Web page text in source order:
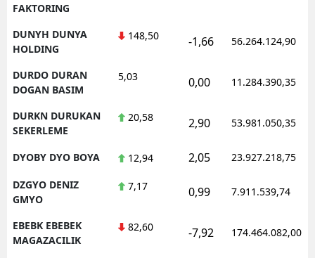
FAKTORING
DUNYH DUNYA
HOLDING
148,50 -1,66 56.264.124,90
DURDO DURAN
DOGAN BASIM
5,03 0,00 11.284.390,35
DURKN DURUKAN
SEKERLEME
20,58 2,90 53.981.050,35
DYOBY DYO BOYA 12,94 2,05 23.927.218,75
DZGYO DENIZ
GMYO
7,17 0,99 7.911.539,74
EBEBK EBEBEK
MAGAZACILIK
82,60 -7,92 174.464.082,00